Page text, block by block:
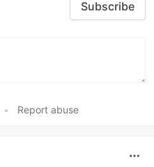
Subscribe
• Report abuse